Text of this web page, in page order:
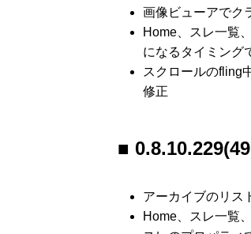
画像ビューアでク
Home、スレ一覧
になるタイミング
スクロールのfling
修正
アーカイブのリス
Home、スレ一覧